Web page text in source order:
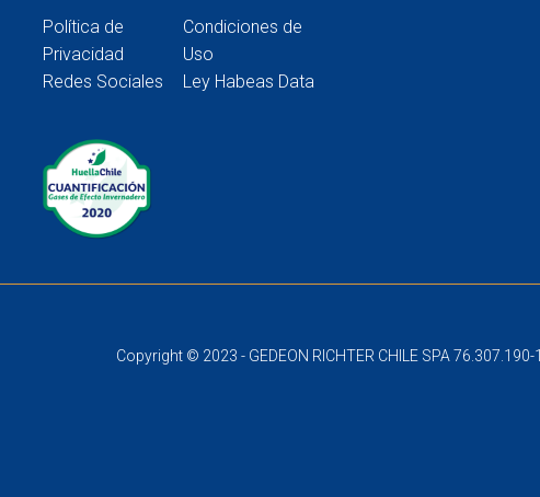
Política de
Privacidad
Condiciones de
Uso
Redes Sociales
Ley Habeas Data
Copyright © 2023 - GEDEON RICHTER CHILE SPA 76.307.190-1